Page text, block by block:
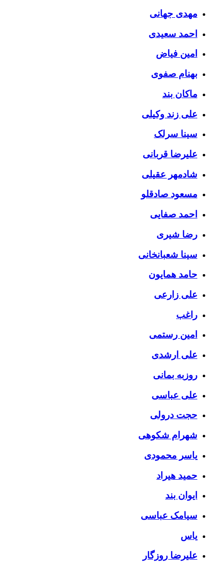
مهدی جهانی
احمد سعیدی
امین فیاض
بهنام صفوی
ماکان بند
علی زند وکیلی
سینا سرلک
علیرضا قربانی
شادمهر عقیلی
مسعود صادقلو
احمد صفایی
رضا شیری
سینا شعبانخانی
حامد همایون
علی زارعی
راغب
امین رستمی
علی ارشدی
روزبه بمانی
علی عباسی
حجت درولی
شهرام شکوهی
یاسر محمودی
حمید هیراد
ایوان بند
سیامک عباسی
یاس
علیرضا روزگار